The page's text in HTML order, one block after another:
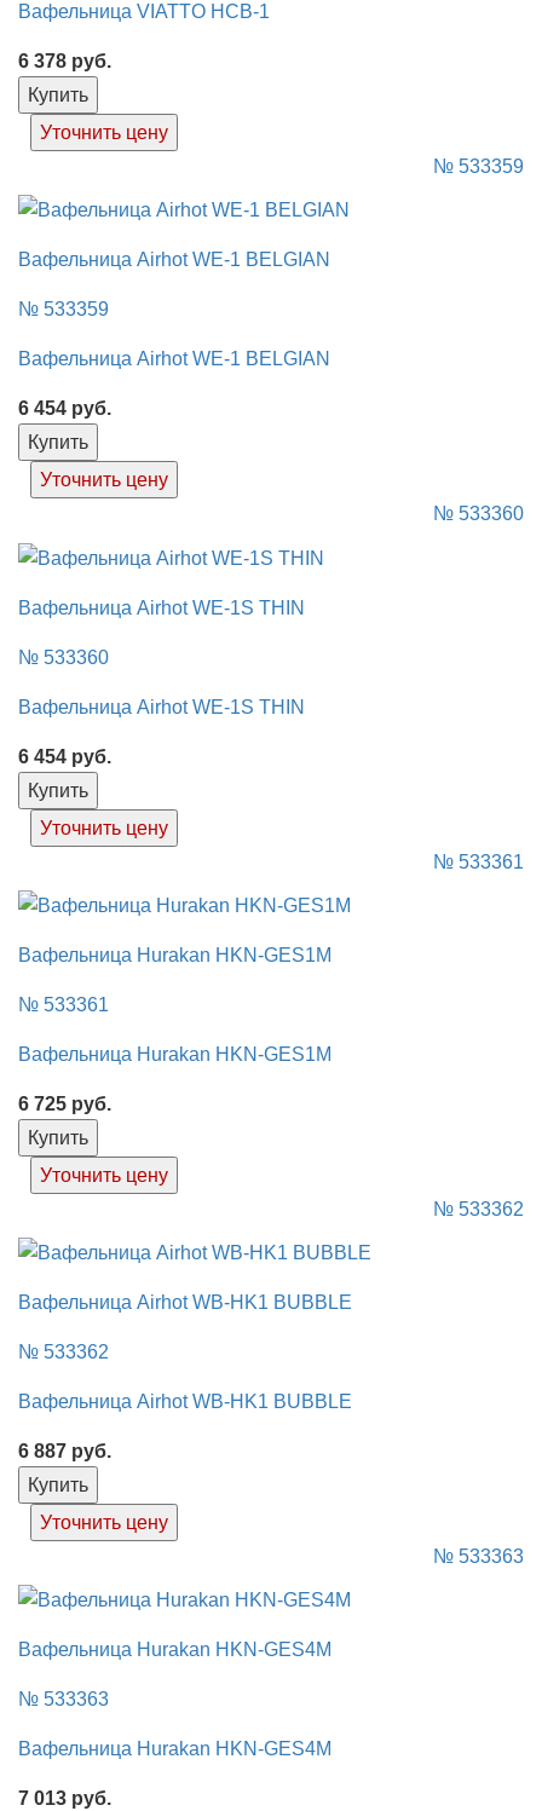
Вафельница VIATTO HCB-1
6 378 руб.
Купить
Уточнить цену
№ 533359
Вафельница Airhot WE-1 BELGIAN
№ 533359
Вафельница Airhot WE-1 BELGIAN
6 454 руб.
Купить
Уточнить цену
№ 533360
Вафельница Airhot WE-1S THIN
№ 533360
Вафельница Airhot WE-1S THIN
6 454 руб.
Купить
Уточнить цену
№ 533361
Вафельница Hurakan HKN-GES1M
№ 533361
Вафельница Hurakan HKN-GES1M
6 725 руб.
Купить
Уточнить цену
№ 533362
Вафельница Airhot WB-HK1 BUBBLE
№ 533362
Вафельница Airhot WB-HK1 BUBBLE
6 887 руб.
Купить
Уточнить цену
№ 533363
Вафельница Hurakan HKN-GES4M
№ 533363
Вафельница Hurakan HKN-GES4M
7 013 руб.